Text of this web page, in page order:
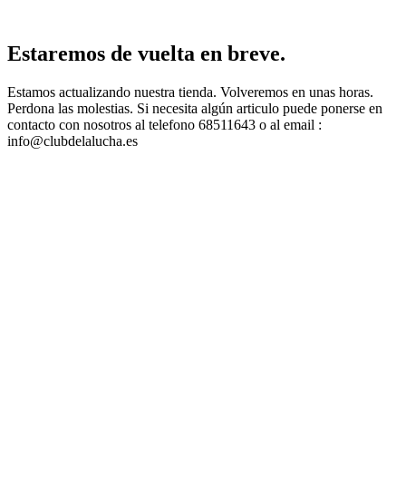
Estaremos de vuelta en breve.
Estamos actualizando nuestra tienda. Volveremos en unas horas.
Perdona las molestias. Si necesita algún articulo puede ponerse en
contacto con nosotros al telefono 68511643 o al email :
info@clubdelalucha.es